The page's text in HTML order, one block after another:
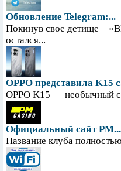
Обновление Telegram:...
Покинув свое детище –
остался...
OPPO представила K15
OPPO K15 — необычный
Официальный сайт PM...
Название клуба